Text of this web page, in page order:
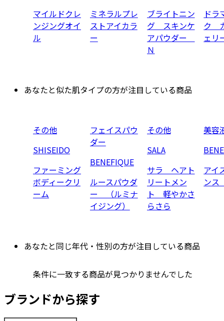
マイルドクレ
ンジングオイ
ル
ミネラルプレ
ストアイカラ
ー
ブライトニン
グ スキンケ
アパウダー
Ｎ
ドラ
ク
ェ
あなたと似た肌タイプの方が注目している商品
その他
SHISEIDO
ファーミング
ボディークリ
ーム
フェイスパウ
ダー
BENEFIQUE
ルースパウダ
ー （ルミナ
イジング）
その他
SALA
サラ ヘアト
リートメン
ト 軽やかさ
らさら
美容
アイ
ン
あなたと同じ年代・性別の方が注目している商品
条件に一致する商品が見つかりませんでした
ブランドから探す